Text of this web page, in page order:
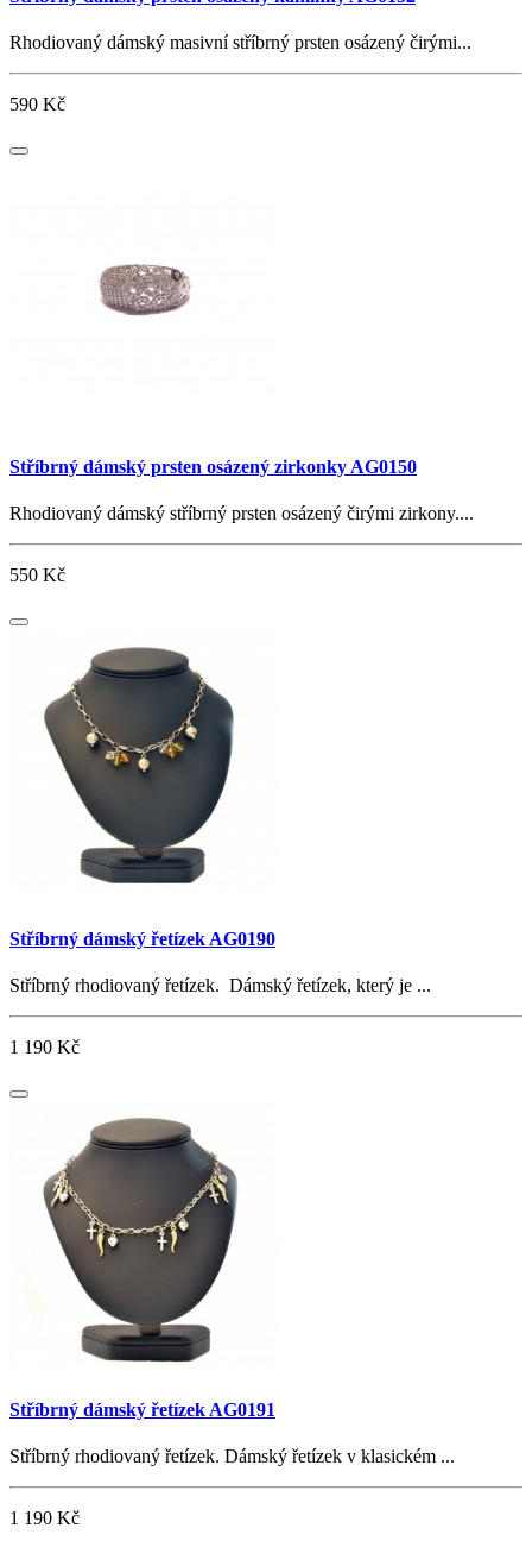
Rhodiovaný dámský masivní stříbrný prsten osázený čirými...
590 Kč
Stříbrný dámský prsten osázený zirkonky AG0150
Rhodiovaný dámský stříbrný prsten osázený čirými zirkony....
550 Kč
Stříbrný dámský řetízek AG0190
Stříbrný rhodiovaný řetízek. Dámský řetízek, který je ...
1 190 Kč
Stříbrný dámský řetízek AG0191
Stříbrný rhodiovaný řetízek. Dámský řetízek v klasickém ...
1 190 Kč